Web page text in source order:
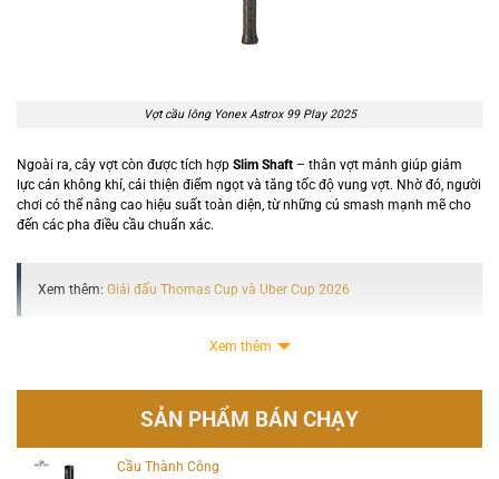
Vợt cầu lông Yonex Astrox 99 Play 2025
Ngoài ra, cây vợt còn được tích hợp Slim Shaft – thân vợt mảnh giúp giảm
lực cản không khí, cải thiện điểm ngọt và tăng tốc độ vung vợt. Nhờ đó, người
chơi có thể nâng cao hiệu suất toàn diện, từ những cú smash mạnh mẽ cho
đến các pha điều cầu chuẩn xác.
Xem thêm: Giải đấu Thomas Cup và Uber Cup 2026
Xem thêm
SẢN PHẨM BÁN CHẠY
Cầu Thành Công